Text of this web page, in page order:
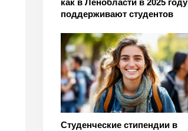
как в Ленобласти в 2025 году
поддерживают студентов
Студенческие стипендии в